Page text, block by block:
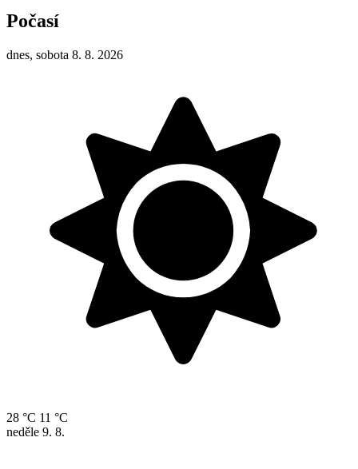
Počasí
dnes, sobota 8. 8. 2026
28 °C 11 °C
neděle 9. 8.